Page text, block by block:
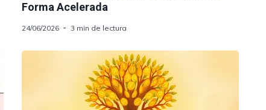
Forma Acelerada
24/06/2026 3 min de lectura